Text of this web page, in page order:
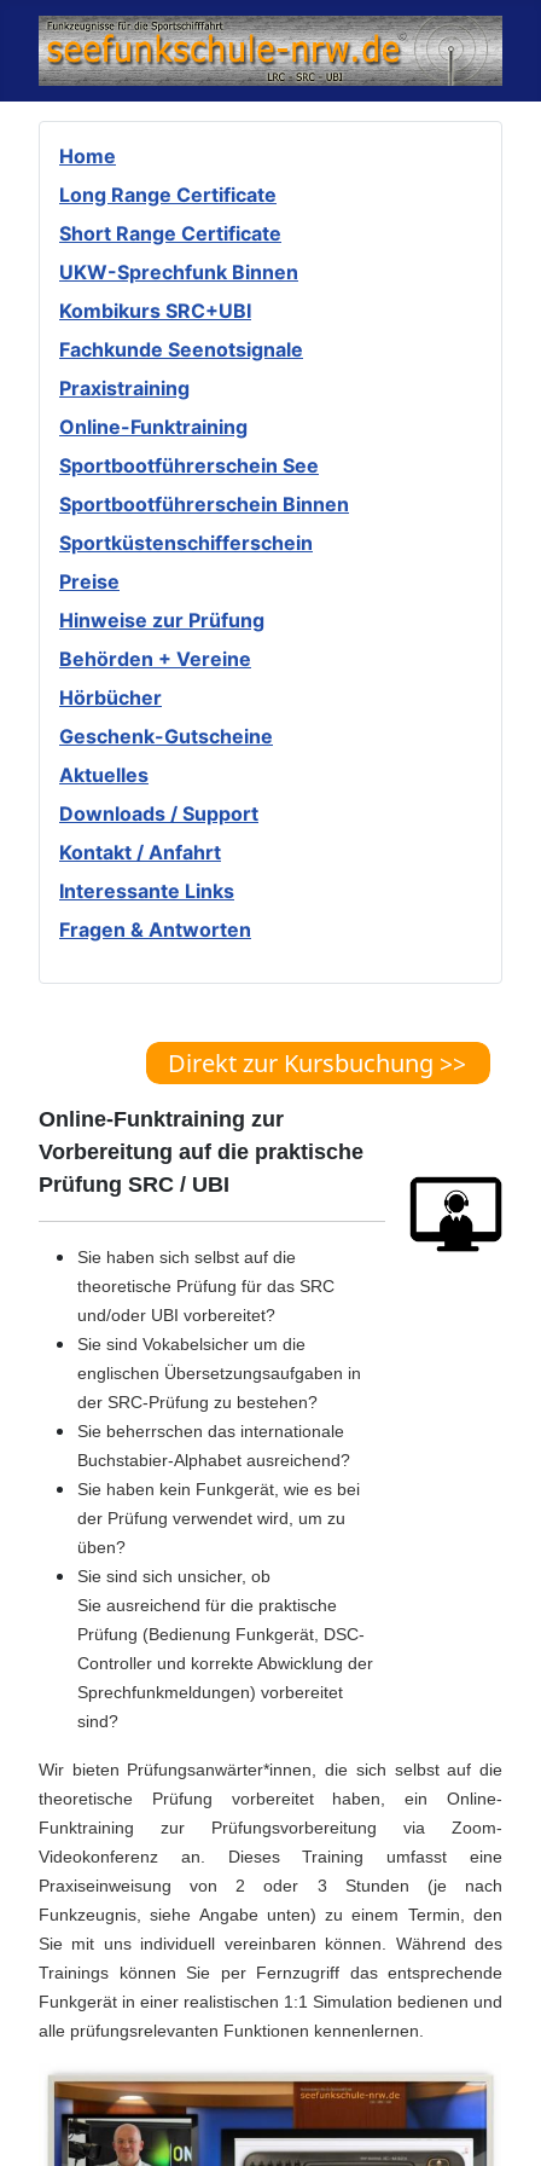
Home
Long Range Certificate
Short Range Certificate
UKW-Sprechfunk Binnen
Kombikurs SRC+UBI
Fachkunde Seenotsignale
Praxistraining
Online-Funktraining
Sportbootführerschein See
Sportbootführerschein Binnen
Sportküstenschifferschein
Preise
Hinweise zur Prüfung
Behörden + Vereine
Hörbücher
Geschenk-Gutscheine
Aktuelles
Downloads / Support
Kontakt / Anfahrt
Interessante Links
Fragen & Antworten
Online-Funktraining zur
Vorbereitung auf die praktische
Prüfung SRC / UBI
Sie haben sich selbst auf die
theoretische Prüfung für das SRC
und/oder UBI vorbereitet?
Sie sind Vokabelsicher um die
englischen Übersetzungsaufgaben in
der SRC-Prüfung zu bestehen?
Sie beherrschen das internationale
Buchstabier-Alphabet ausreichend?
Sie haben kein Funkgerät, wie es bei
der Prüfung verwendet wird, um zu
üben?
Sie sind sich unsicher, ob
Sie ausreichend für die praktische
Prüfung (Bedienung Funkgerät, DSC-
Controller und korrekte Abwicklung der
Sprechfunkmeldungen) vorbereitet
sind?
Wir bieten Prüfungsanwärter*innen, die sich selbst auf die
theoretische Prüfung vorbereitet haben, ein Online-
Funktraining zur Prüfungsvorbereitung via Zoom-
Videokonferenz an. Dieses Training umfasst eine
Praxiseinweisung von 2 oder 3 Stunden (je nach
Funkzeugnis, siehe Angabe unten) zu einem Termin, den
Sie mit uns individuell vereinbaren können. Während des
Trainings können Sie per Fernzugriff das entsprechende
Funkgerät in einer realistischen 1:1 Simulation bedienen und
alle prüfungsrelevanten Funktionen kennenlernen.